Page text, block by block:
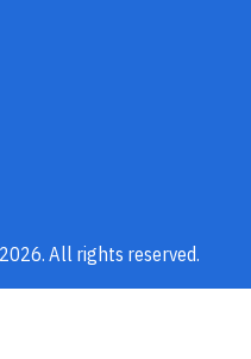
All rights reserved.